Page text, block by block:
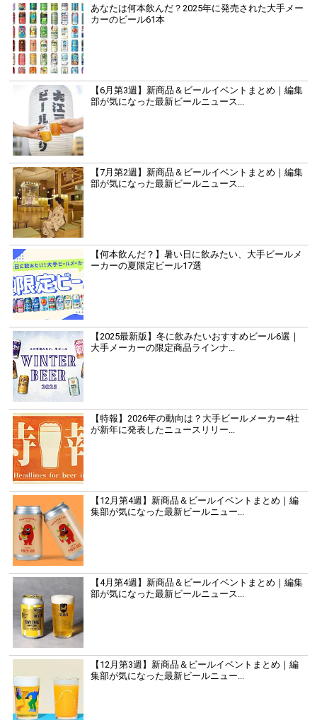
あなたは何本飲んだ？2025年に発売された大手メー
カーのビール61本
【6月第3週】新商品＆ビールイベントまとめ｜編集
部が気になった最新ビールニュース...
【7月第2週】新商品＆ビールイベントまとめ｜編集
部が気になった最新ビールニュース...
【何本飲んだ？】暑い日に飲みたい、大手ビールメ
ーカーの夏限定ビール17選
【2025最新版】冬に飲みたいおすすめビール6選｜
大手メーカーの限定商品ラインナ...
【特報】2026年の動向は？大手ビールメーカー4社
が新年に発表したニュースリリー...
【12月第4週】新商品＆ビールイベントまとめ｜編
集部が気になった最新ビールニュー...
【4月第4週】新商品＆ビールイベントまとめ｜編集
部が気になった最新ビールニュース...
【12月第3週】新商品＆ビールイベントまとめ｜編
集部が気になった最新ビールニュー...